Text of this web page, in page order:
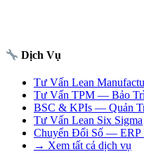
Dịch Vụ
Tư Vấn Lean
Tư Vấn TPM — Bảo
BSC & KPIs — Quản
Tư Vấn Lean Six Sigma
Chuyển Đổi Số — ERP
→ Xem tất cả dịch vụ